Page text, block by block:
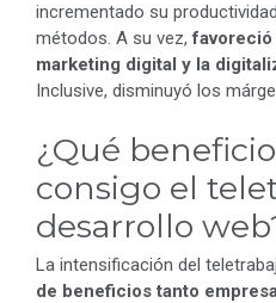
incrementado su
métodos. A su vez,
marketing digital y la
Inclusive, disminuyó los
¿Qué
consigo el
desarrollo
La intensificación del
de beneficios tanto